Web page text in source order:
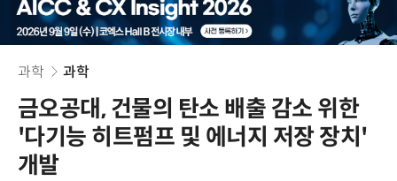
과학 과학
금오공대, 건물의 탄소 배출 감소 위한
'다기능 히트펌프 및 에너지 저장 장치'
개발